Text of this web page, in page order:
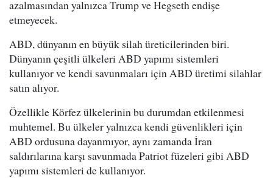
azalmasından yalnızca Trump ve Hegseth endişe
etmeyecek.
ABD, dünyanın en büyük silah üreticilerinden biri.
Dünyanın çeşitli ülkeleri ABD yapımı sistemleri
kullanıyor ve kendi savunmaları için ABD üretimi silahlar
satın alıyor.
Özellikle Körfez ülkelerinin bu durumdan etkilenmesi
muhtemel. Bu ülkeler yalnızca kendi güvenlikleri için
ABD ordusuna dayanmıyor, aynı zamanda İran
saldırılarına karşı savunmada Patriot füzeleri gibi ABD
yapımı sistemleri de kullanıyor.